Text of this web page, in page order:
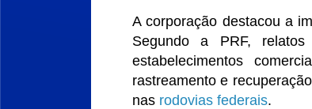
A corporação destacou a
Segundo a PRF,
estabelecimentos
rastreamento e
nas rodovias federais.